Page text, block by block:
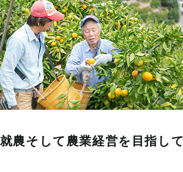
就農そして農業経営を目指して